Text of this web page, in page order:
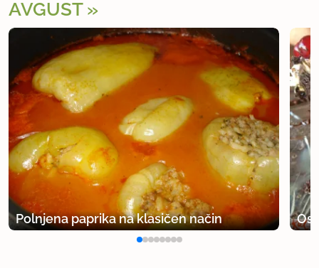
AVGUST
Polnjena paprika na klasičen način